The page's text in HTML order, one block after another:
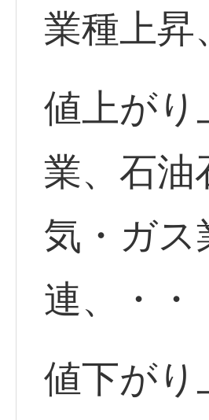
業種上昇
値上がり
業、石油
気・ガス
連、・・
値下がり